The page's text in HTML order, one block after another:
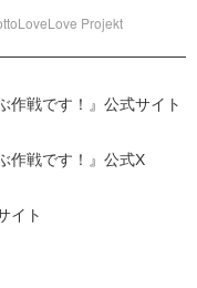
Projekt
作戦です！』公式サイト
作戦です！』公式X
イト